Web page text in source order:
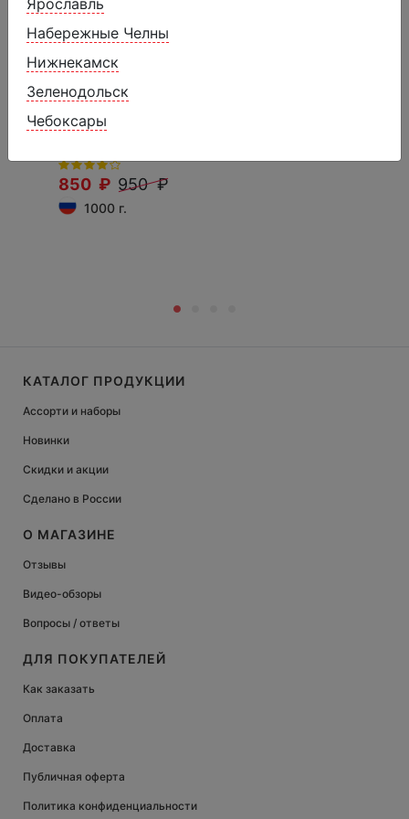
Ярославль
Набережные Челны
Нижнекамск
Зеленодольск
Чебоксары
Пломбир с ароматом ванили и
850 ₽ 950 ₽
1000 г.
КАТАЛОГ ПРОДУКЦИИ
Ассорти и наборы
Новинки
Скидки и акции
Сделано в России
О МАГАЗИНЕ
Отзывы
Видео-обзоры
Вопросы / ответы
ДЛЯ ПОКУПАТЕЛЕЙ
Как заказать
Оплата
Доставка
Публичная оферта
Политика конфиденциальности